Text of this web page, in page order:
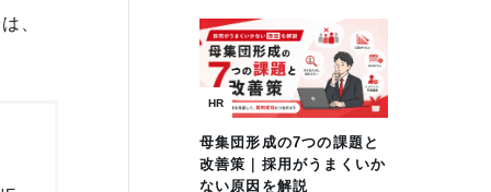
、
HR
母集団形成の7つの課題と
改善策｜採用がうまくいか
ない原因を解説